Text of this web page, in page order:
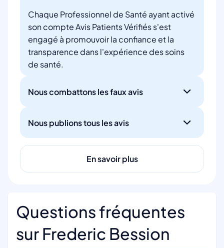
Chaque Professionnel de Santé ayant activé
son compte Avis Patients Vérifiés s'est
engagé à promouvoir la confiance et la
transparence dans l'expérience des soins
de santé.
Nous combattons les faux avis
Nous publions tous les avis
En savoir plus
Questions fréquentes
sur Frederic Bession